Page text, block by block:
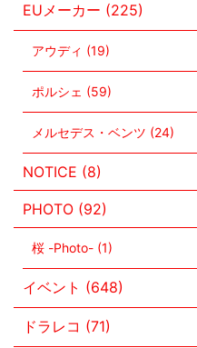
EUメーカー (225)
アウディ (19)
ポルシェ (59)
メルセデス・ベンツ (24)
NOTICE (8)
PHOTO (92)
桜 -Photo- (1)
イベント (648)
ドラレコ (71)